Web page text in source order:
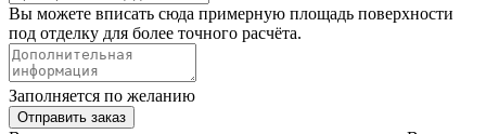
Вы можете вписать сюда примерную площадь поверхности
под отделку для более точного расчёта.
Заполняется по желанию
Отправить заказ